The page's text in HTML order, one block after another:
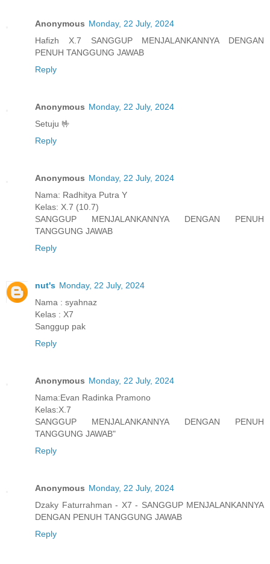
Anonymous Monday, 22 July, 2024
Hafizh X.7 SANGGUP MENJALANKANNYA DENGAN
PENUH TANGGUNG JAWAB
Reply
Anonymous Monday, 22 July, 2024
Setuju 🤟
Reply
Anonymous Monday, 22 July, 2024
Nama: Radhitya Putra Y
Kelas: X.7 (10.7)
SANGGUP MENJALANKANNYA DENGAN PENUH
TANGGUNG JAWAB
Reply
nut's Monday, 22 July, 2024
Nama : syahnaz
Kelas : X7
Sanggup pak
Reply
Anonymous Monday, 22 July, 2024
Nama:Evan Radinka Pramono
Kelas:X.7
SANGGUP MENJALANKANNYA DENGAN PENUH
TANGGUNG JAWAB"
Reply
Anonymous Monday, 22 July, 2024
Dzaky Faturrahman - X7 - SANGGUP MENJALANKANNYA
DENGAN PENUH TANGGUNG JAWAB
Reply